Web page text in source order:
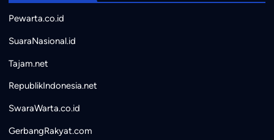
Pewarta.co.id
SuaraNasional.id
Tajam.net
RepublikIndonesia.net
SwaraWarta.co.id
GerbangRakyat.com